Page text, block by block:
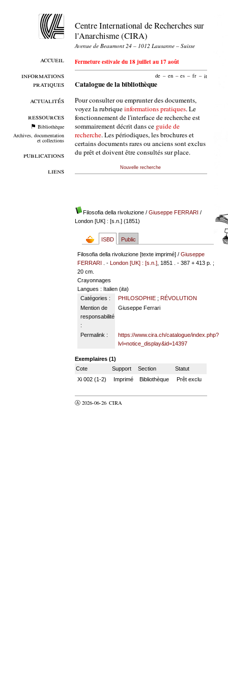
accueil
informations
pratiques
actualités
ressources
Bibliothèque
Archives, documentation
et collections
publications
liens
Centre International de Recherches sur
l'Anarchisme (CIRA)
Avenue de Beaumont 24 – 1012 Lausanne – Suisse
Fermeture estivale du 18 juillet au 17 août
de – en – es – fr – it
Catalogue de la bibliothèque
Pour consulter ou emprunter des documents,
voyez la rubriqueinformations pratiques. Le
fonctionnement de l'interface de recherche est
sommairement décrit dans ce guide de
recherche. Les périodiques, les brochures et
certains documents rares ou anciens sont exclus
du prêt et doivent être consultés sur place.
Nouvelle recherche
Filosofia della rivoluzione/ Giuseppe FERRARI /
London [UK] : [s.n.] (1851)
ISBD Public
Filosofia della rivoluzione [texte imprimé] /Giuseppe
FERRARI
. -London [UK] : [s.n.] , 1851 . - 387 + 413 p. ;
20 cm.
Crayonnages
Langues : Italien (ita)
Catégories :
PHILOSOPHIE; RÉVOLUTION
Mention de
responsabilité
:
Giuseppe Ferrari
Permalink :
https://www.cira.ch/catalogue/index.php?
lvl=notice_display&id=14397
Exemplaires (1)
Cote
Support Section
Statut
Xi 002 (1-2)
Imprimé Bibliothèque Prêt exclu
Ⓐ 2026-06-26 CIRA